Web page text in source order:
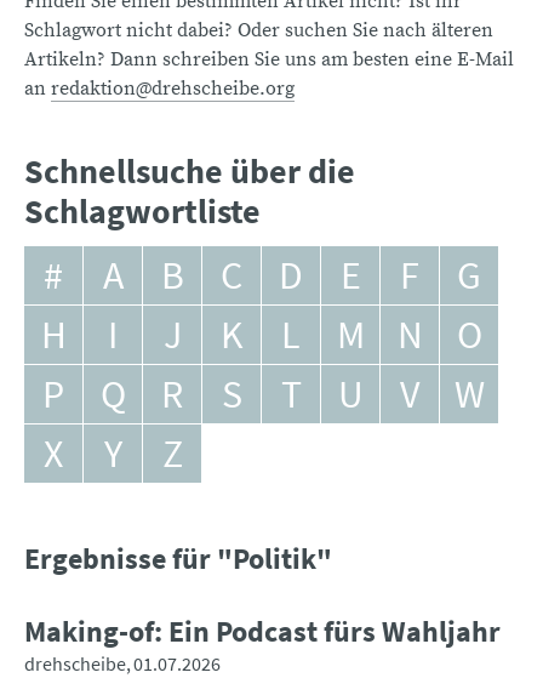
Schlagwort nicht dabei? Oder suchen Sie nach älteren
Artikeln? Dann schreiben Sie uns am besten eine E-Mail
an redaktion@drehscheibe.org
Schnellsuche über die
Schlagwortliste
# A B C D E F
G
H
I J K L M N
O
P
Q R S T U V
W
X
Y Z
Ergebnisse für "Politik"
Making-of: Ein Podcast fürs Wahljahr
drehscheibe 01.07.2026